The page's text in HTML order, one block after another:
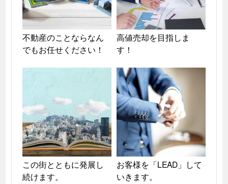
不動産のことならなん
でもお任せください！
高値売却を目指しま
す！
この街とともに発展し
続けます。
お客様を「LEAD」して
いきます。